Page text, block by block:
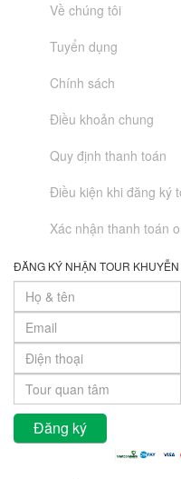
Về chúng tôi
Tuyển dụng
Chính sách
Điều khoản chung
Quy định thanh toán
Điều kiện khi đăng ký
Xác nhận thanh toán
ĐĂNG KÝ NHẬN TOUR